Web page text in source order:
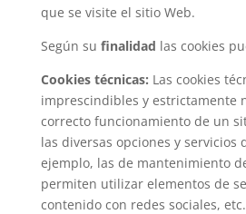
que se visite el sitio Web.
Según su finalidad las cookies
Cookies técnicas: Las cookies
imprescindibles y estrictamente
correcto funcionamiento de un
las diversas opciones y servicios
ejemplo, las de mantenimiento
permiten utilizar elementos de
contenido con redes sociales, etc.